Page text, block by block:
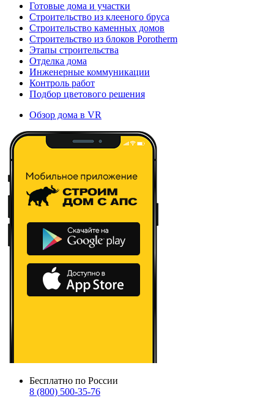
Готовые дома и участки
Строительство из клееного бруса
Строительство каменных домов
Строительство из блоков Porotherm
Этапы строительства
Отделка дома
Инженерные коммуникации
Контроль работ
Подбор цветового решения
Обзор дома в VR
Бесплатно по России
8 (800) 500-35-76